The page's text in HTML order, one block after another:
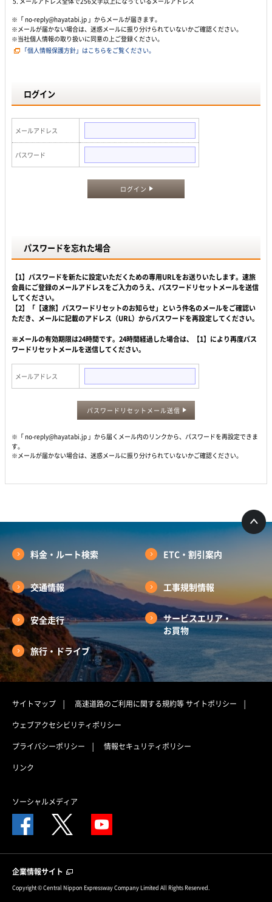
※「 no-reply@hayatabi.jp 」からメールが届きます。
※メールが届かない場合は、迷惑メールに振り分けられていないかご確認ください。
※当社個人情報の取り扱いに同意の上ご登録ください。
「個人情報保護方針」はこちらをご覧ください。
ログイン
メールアドレス
パスワード
ログイン
パスワードを忘れた場合
【1】パスワードを新たに設定いただくための専用URLをお送りいたします。速旅
会員にご登録のメールアドレスをご入力のうえ、パスワードリセットメールを送信
してください。
【2】「【速旅】パスワードリセットのお知らせ」という件名のメールをご確認い
ただき、メールに記載のアドレス（URL）からパスワードを再設定してください。
※メールの有効期限は24時間です。24時間経過した場合は、【1】により再度パス
ワードリセットメールを送信してください。
メールアドレス
パスワードリセットメール送信
※「 no-reply@hayatabi.jp 」から届くメール内のリンクから、パスワードを再設定できま
す。
※メールが届かない場合は、迷惑メールに振り分けられていないかご確認ください。
料金・ルート検索 ETC・割引案内
交通情報 工事規制情報
安全走行
サービスエリア・
お買物
旅行・ドライブ
サイトマップ 高速道路のご利用に関する規約等サイトポリシー
ウェブアクセシビリティポリシー
プライバシーポリシー
情報セキュリティポリシー
リンク
ソーシャルメディア
企業情報サイト
Copyright © Central Nippon Expressway Company Limited All Rights Reserved.